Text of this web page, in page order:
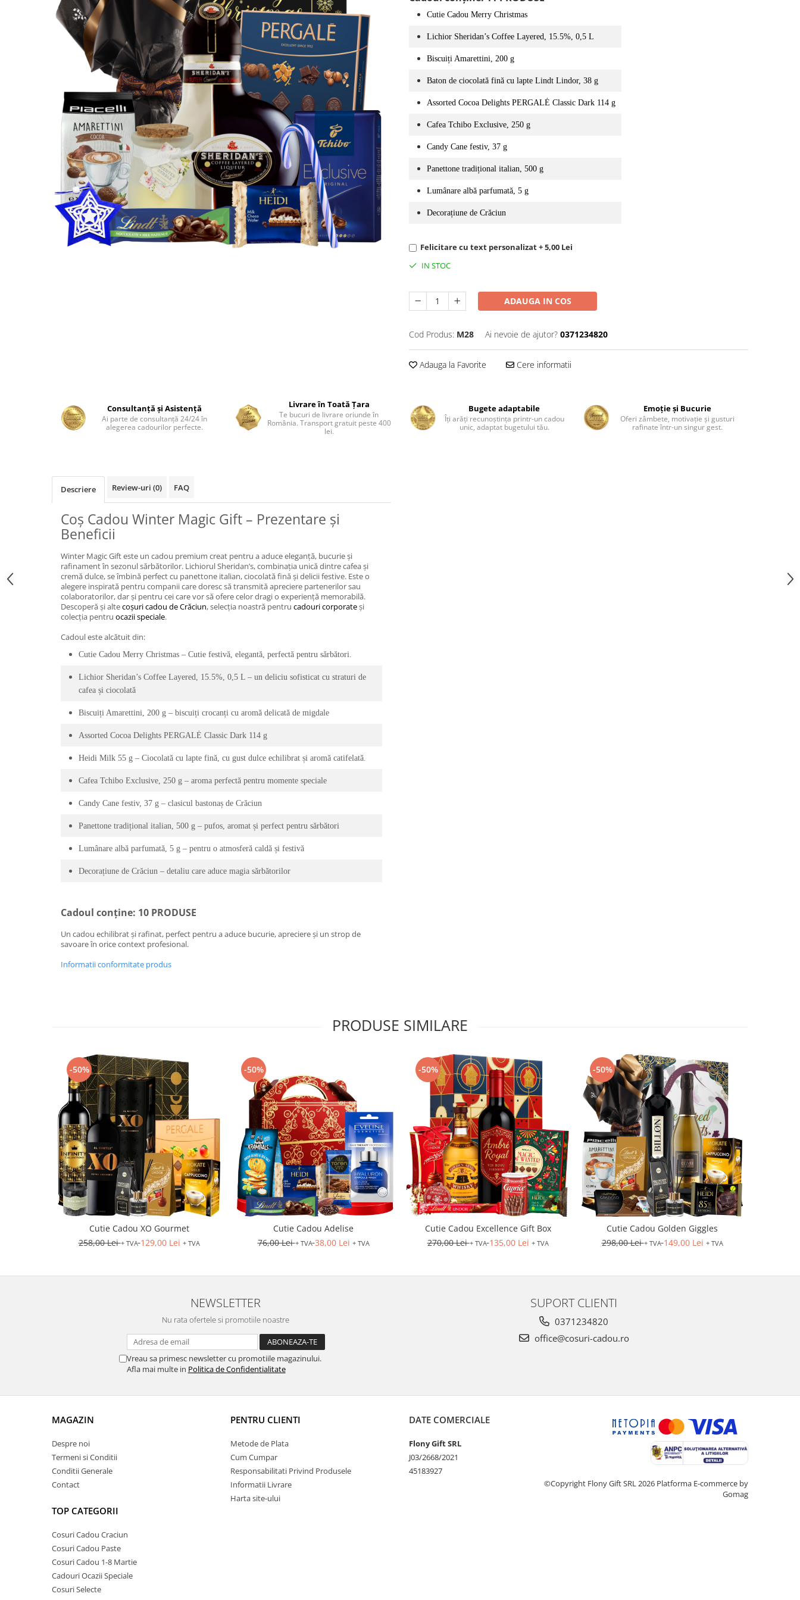
Cutie Cadou Merry Christmas
Lichior Sheridan’s Coffee Layered, 15.5%, 0,5 L
Biscuiți Amarettini, 200 g
Baton de ciocolată fină cu lapte Lindt Lindor, 38 g
Assorted Cocoa Delights PERGALĖ Classic Dark 114 g
Cafea Tchibo Exclusive, 250 g
Candy Cane festiv, 37 g
Panettone tradițional italian, 500 g
Lumânare albă parfumată, 5 g
Decorațiune de Crăciun
Felicitare cu text personalizat + 5,00 Lei
IN STOC
ADAUGA IN COS
Cod Produs: M28 Ai nevoie de ajutor? 0371234820
Adauga la Favorite Cere informatii
Consultanță și Asistență
Ai parte de consultanță 24/24 în
alegerea cadourilor perfecte.
Livrare în Toată Țara
Te bucuri de livrare oriunde în
România. Transport gratuit peste 400
lei.
Bugete adaptabile
Îți arăți recunoștința printr-un cadou
unic, adaptat bugetului tău.
Emoție și Bucurie
Oferi zâmbete, motivație și gusturi
rafinate într-un singur gest.
Descriere Review-uri (0) FAQ
Coș Cadou Winter Magic Gift – Prezentare și
Beneficii
Winter Magic Gift este un cadou premium creat pentru a aduce eleganță, bucurie și
rafinament în sezonul sărbătorilor. Lichiorul Sheridan’s, combinația unică dintre cafea și
cremă dulce, se îmbină perfect cu panettone italian, ciocolată fină și delicii festive. Este o
alegere inspirată pentru companii care doresc să transmită apreciere partenerilor sau
colaboratorilor, dar și pentru cei care vor să ofere celor dragi o experiență memorabilă.
Descoperă și altecoșuri cadou de Crăciun, selecția noastră pentru cadouri corporateși
colecția pentru ocazii speciale.
Cadoul este alcătuit din:
Cutie Cadou Merry Christmas – Cutie festivă, elegantă, perfectă pentru sărbători.
Lichior Sheridan’s Coffee Layered, 15.5%, 0,5 L – un deliciu sofisticat cu straturi de
cafea și ciocolată
Biscuiți Amarettini, 200 g – biscuiți crocanți cu aromă delicată de migdale
Assorted Cocoa Delights PERGALĖ Classic Dark 114 g
Heidi Milk 55 g – Ciocolată cu lapte fină, cu gust dulce echilibrat și aromă catifelată.
Cafea Tchibo Exclusive, 250 g – aroma perfectă pentru momente speciale
Candy Cane festiv, 37 g – clasicul bastonaș de Crăciun
Panettone tradițional italian, 500 g – pufos, aromat și perfect pentru sărbători
Lumânare albă parfumată, 5 g – pentru o atmosferă caldă și festivă
Decorațiune de Crăciun – detaliu care aduce magia sărbătorilor
Cadoul conține: 10 PRODUSE
Un cadou echilibrat și rafinat, perfect pentru a aduce bucurie, apreciere și un strop de
savoare în orice context profesional.
Informatii conformitate produs
PRODUSE SIMILARE
-50%
Cutie Cadou XO Gourmet
258,00 Lei+ TVA 129,00 Lei + TVA
-50%
Cutie Cadou Adelise
76,00 Lei+ TVA 38,00 Lei + TVA
-50%
Cutie Cadou Excellence Gift Box
270,00 Lei+ TVA 135,00 Lei + TVA
-50%
Cutie Cadou Golden Giggles
298,00 Lei+ TVA 149,00 Lei + TVA
NEWSLETTER
Nu rata ofertele si promotiile noastre
Vreau sa primesc newsletter cu promotiile magazinului.
Afla mai multe in Politica de Confidentialitate
SUPORT CLIENTI
0371234820
office@cosuri-cadou.ro
MAGAZIN
Despre noi
Termeni si Conditii
Conditii Generale
Contact
TOP CATEGORII
Cosuri Cadou Craciun
Cosuri Cadou Paste
Cosuri Cadou 1-8 Martie
Cadouri Ocazii Speciale
Cosuri Selecte
PENTRU CLIENTI
Metode de Plata
Cum Cumpar
Responsabilitati Privind Produsele
Informatii Livrare
Harta site-ului
DATE COMERCIALE
Flony Gift SRL
J03/2668/2021
45183927
©Copyright Flony Gift SRL 2026 Platforma E-commerce by
Gomag